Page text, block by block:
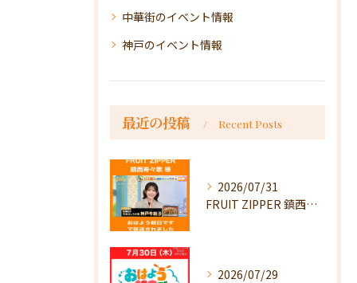
中華街のイベント情報
神戸のイベント情報
最近の投稿 Recent Posts
2026/07/31
FRUIT ZIPPER 鎮西寿々歌様が！
2026/07/29